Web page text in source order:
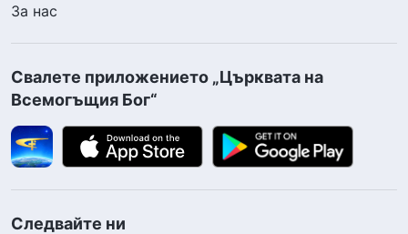
За нас
Свалете приложението „Църквата на
Всемогъщия Бог“
Следвайте ни